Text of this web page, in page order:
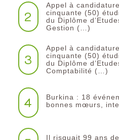
2
Appel à
cinquante (50)
du Diplôme
Gestion (…)
3
Appel à
cinquante (50)
du Diplôme
Comptabilité (…)
4
Burkina : 18
bonnes mœurs,
Il risquait 99 ans